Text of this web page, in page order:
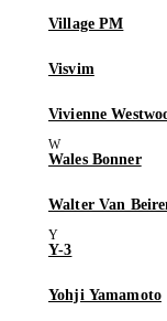
Village PM
Visvim
Vivienne
Wales Bonner
Walter Van
Y-3
Yohji Yamamoto